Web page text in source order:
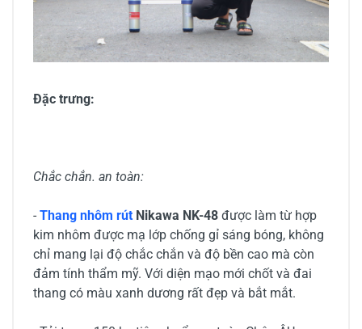
Đặc trưng:
Chắc chắn. an toàn:
- Thang nhôm rút Nikawa NK-48 được làm từ hợp
kim nhôm được mạ lớp chống gỉ sáng bóng, không
chỉ mang lại độ chắc chắn và độ bền cao mà còn
đảm tính thẩm mỹ. Với diện mạo mới chốt và đai
thang có màu xanh dương rất đẹp và bắt mắt.